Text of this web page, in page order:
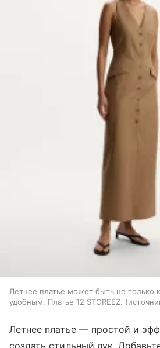
Летнее платье может быть не только
удобным. Платье 12 STOREEZ.
Летнее платье — простой и